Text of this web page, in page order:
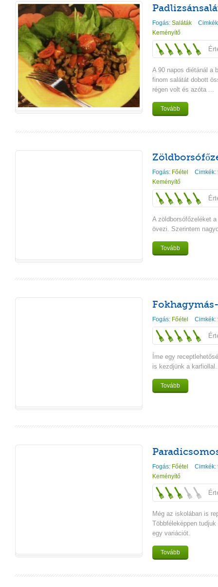
Fogás: Saláták
Keményítő
A 90 napos diétánál a
finom salátát dobott
régen volt és azóta ...
Tovább
Fogás: Főétel Cimkék:
Keményítő
A zöldborsófőzeléket
övezi. Szerintem
Tovább
Fogás: Főétel Cimkék:
Íme egy
is kezdjünk a
Tovább
Fogás: Főétel Cimkék:
Keményítő
Még az iskolában is
Többféleképpen
egy variációt.
Tovább